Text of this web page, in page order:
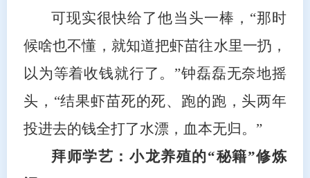
可现实很快给了他当头一棒，“那时
候啥也不懂，就知道把虾苗往水里一扔，
以为等着收钱就行了。”钟磊磊无奈地摇
头，“结果虾苗死的死、跑的跑，头两年
投进去的钱全打了水漂，血本无归。”
拜师学艺：小龙养殖的“秘籍”修炼